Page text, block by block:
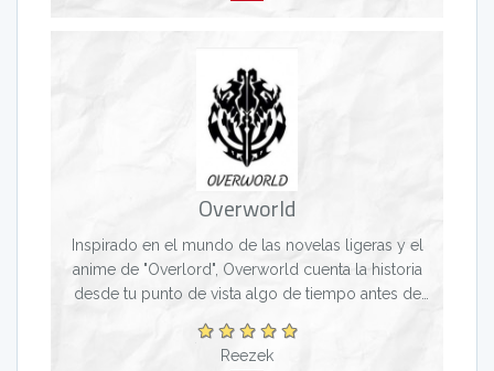
Overworld
Inspirado en el mundo de las novelas ligeras y el
anime de "Overlord", Overworld cuenta la historia
desde tu punto de vista algo de tiempo antes de
mundo....
Reezek